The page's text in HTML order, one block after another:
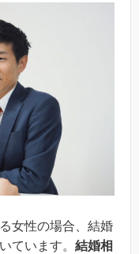
女性の場合、結婚
ています。 結婚相